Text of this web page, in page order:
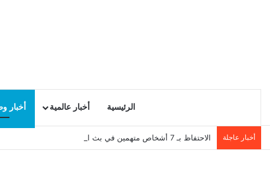
الرئيسية أخبار عالمية أخبار
أخبار عاجلة الاحتفاظ بـ 7 أشخاص متهمين في بث اشاعة حرق سجن المسعدين